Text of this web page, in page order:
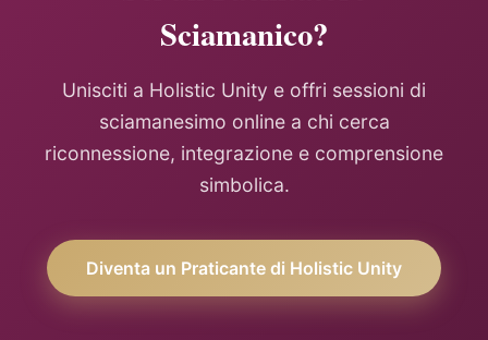
Sciamanico?
Unisciti a Holistic Unity e offri sessioni di
sciamanesimo online a chi cerca
riconnessione, integrazione e comprensione
simbolica.
Diventa un Praticante di Holistic Unity